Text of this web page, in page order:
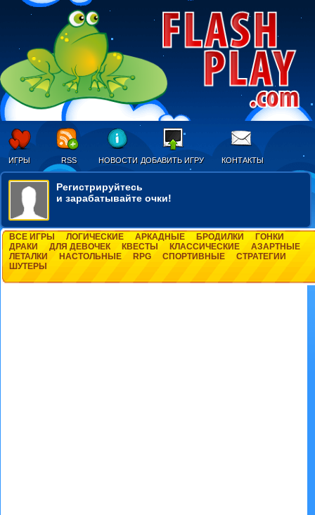
ИГРЫ RSS НОВОСТИ ДОБАВИТЬ ИГРУ КОНТАКТЫ
Регистрируйтесь
и зарабатывайте очки!
ВСЕ ИГРЫ ЛОГИЧЕСКИЕ АРКАДНЫЕ БРОДИЛКИ
ГОНКИ
ДРАКИ
ДЛЯ ДЕВОЧЕК КВЕСТЫ КЛАССИЧЕСКИЕ
АЗАРТНЫЕ
ЛЕТАЛКИ
НАСТОЛЬНЫЕ RPG СПОРТИВНЫЕ
СТРАТЕГИИ
ШУТЕРЫ